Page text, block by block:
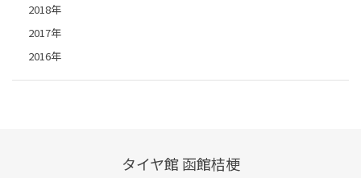
2018年
2017年
2016年
タイヤ館 函館桔梗